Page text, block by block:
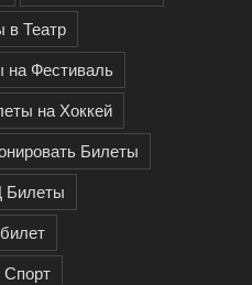
в Театр
на Фестиваль
на Хоккей
Билеты
Спорт